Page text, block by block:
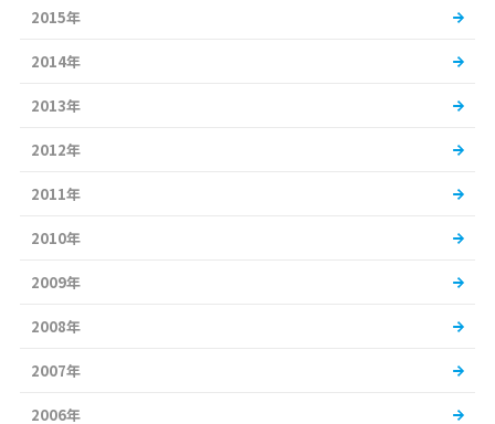
2015年
2014年
2013年
2012年
2011年
2010年
2009年
2008年
2007年
2006年